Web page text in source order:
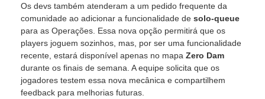
Os devs também atenderam a um pedido frequente da
comunidade ao adicionar a funcionalidade de solo-queue
para as Operações. Essa nova opção permitirá que os
players joguem sozinhos, mas, por ser uma funcionalidade
recente, estará disponível apenas no mapa Zero Dam
durante os finais de semana. A equipe solicita que os
jogadores testem essa nova mecânica e compartilhem
feedback para melhorias futuras.